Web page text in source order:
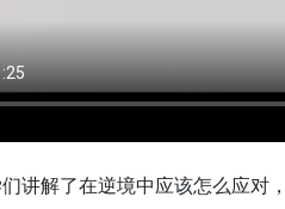
讲解了在逆境中应该怎么应对